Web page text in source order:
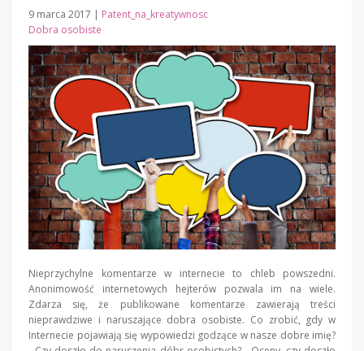
9 marca 2017 | Patent_na_kreatywnosc
Dobra osobiste
Nieprzychylne komentarze w internecie to chleb powszedni.
Anonimowość internetowych hejterów pozwala im na wiele.
Zdarza się, że publikowane komentarze zawierają treści
nieprawdziwe i naruszające dobra osobiste. Co zrobić, gdy w
Internecie pojawiają się wypowiedzi godzące w nasze dobre imię?